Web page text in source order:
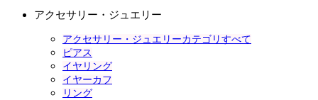
アクセサリー・ジュエリー
アクセサリー・ジュエリーカテゴリすべて
ピアス
イヤリング
イヤーカフ
リング